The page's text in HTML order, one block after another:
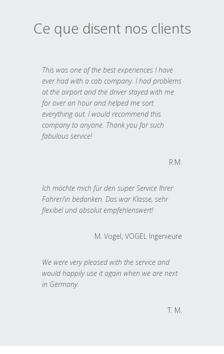
Ce que disent nos clients
This was one of the best experiences I have
ever had with a cab company. I had problems
at the airport and the driver stayed with me
for over an hour and helped me sort
everything out. I would recommend this
company to anyone. Thank you for such
fabulous service!
R.M.
Ich möchte mich für den super Service Ihrer
Fahrer/in bedanken. Das war Klasse, sehr
flexibel und absolut empfehlenswert!
M. Vogel, VOGEL Ingenieure
We were very pleased with the service and
would happily use it again when we are next
in Germany.
T. M.